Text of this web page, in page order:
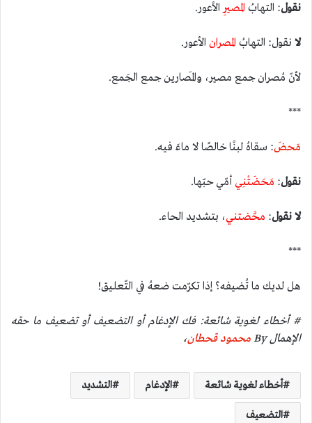
نقول: التهابُ المصيرِالأعور.
لا نقول: التهابُ المصران الأعور.
لأنّ مُصران جمع مصير، والمَصارين جمع الجَمع.
***
مَحضَ: سقاهُ لبنًا خالصًا لا ماءَ فيه.
نقول: مَحَضَتْنِي أمّي حبّها.
لا نقول: محَّضتني، بتشديد الحاء.
***
هل لديك ما تُضيفه؟ إذا تكرّمت ضعهُ في التّعليق!
# أخطاء لغوية شائعة: فك الإدغام أو التضعيف أو تضعيف ما حقه
الإهمال By
محمود قحطان،
أخطاء لغوية شائعة الإدغام التشديد
التضعيف